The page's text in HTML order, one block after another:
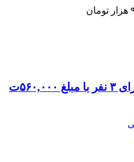
۵- هایپوتراپی صورت خرید برای ۳ نفر با مبلغ ۵۶۰,۰۰۰ت